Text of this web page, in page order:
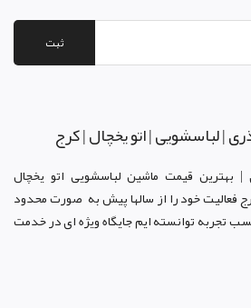
ثبت
| لباسشویی | اتو یخچال | کرج
| بهترین قیمت ماشین لباسشویی اتو یخچال
فعالیت خود را از سالها پیش به صورت محدود
تجربه توانسته ایم جایگاه ویژه ای در خدمت